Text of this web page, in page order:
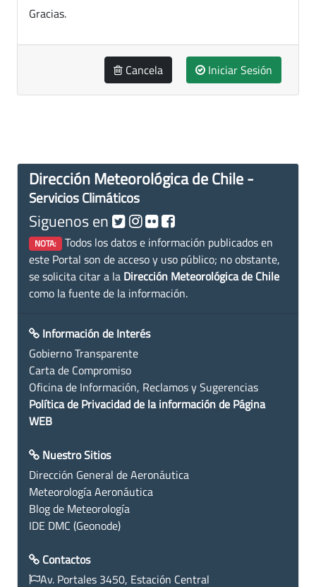
Gracias.
Cancela Iniciar Sesión
Dirección Meteorológica de Chile -
Servicios Climáticos
Siguenos en
NOTA: Todos los datos e información publicados en
este Portal son de acceso y uso público; no obstante,
se solicita citar a la Dirección Meteorológica de Chile
como la fuente de la información.
Información de Interés
Gobierno Transparente
Carta de Compromiso
Oficina de Información, Reclamos y Sugerencias
Política de Privacidad de la información de Página
WEB
Nuestro Sitios
Dirección General de Aeronáutica
Meteorología Aeronáutica
Blog de Meteorología
IDE DMC (Geonode)
Contactos
Av. Portales 3450, Estación Central